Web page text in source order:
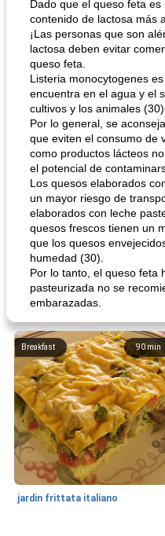
Dado que el queso feta
contenido de lactosa más
¡Las personas que son
lactosa deben evitar
queso feta.
Listeria monocytogenes
encuentra en el agua y el
cultivos y los animales (30).
Por lo general, se
que eviten el consumo de
como productos lácteos
el potencial de
Los quesos elaborados
un mayor riesgo de
elaborados con leche
quesos frescos tienen un
que los quesos
humedad (30).
Por lo tanto, el queso feta
pasteurizada no se
embarazadas.
90 min
Breakfast
jardin frittata italiano